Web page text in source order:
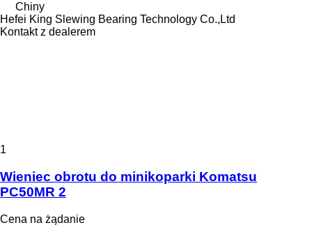
Chiny
Hefei King Slewing Bearing Technology Co.,Ltd
Kontakt z dealerem
1
Wieniec obrotu do minikoparki Komatsu
PC50MR 2
Cena na żądanie